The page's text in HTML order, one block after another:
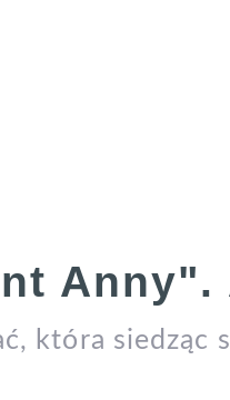
Anny".
która siedząc